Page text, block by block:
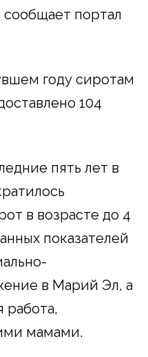
портал
году сиротам
104
пять лет в
в возрасте до 4
показателей
в Марий Эл, а
работа,
мамами.